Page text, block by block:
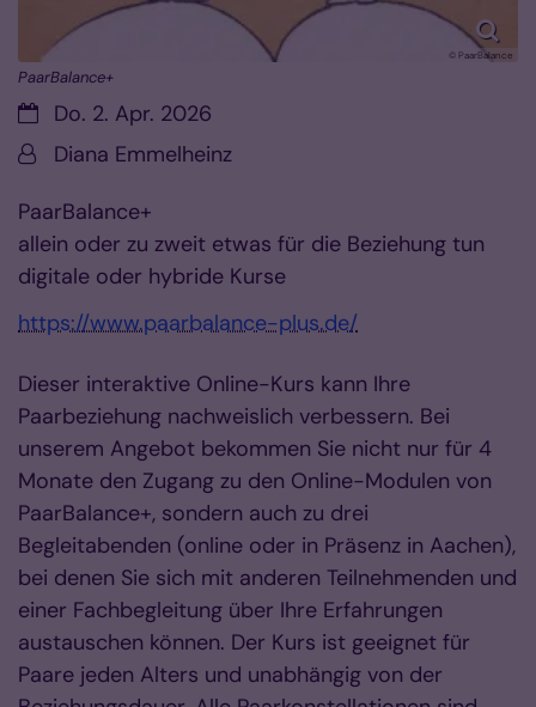
© PaarBalance
PaarBalance+
Datum:Do. 2. Apr. 2026
Von:Diana Emmelheinz
PaarBalance+
allein oder zu zweit etwas für die Beziehung tun
digitale oder hybride Kurse
https://www.paarbalance-plus.de/
Dieser interaktive Online-Kurs kann Ihre
Paarbeziehung nachweislich verbessern. Bei
unserem Angebot bekommen Sie nicht nur für 4
Monate den Zugang zu den Online-Modulen von
PaarBalance+, sondern auch zu drei
Begleitabenden (online oder in Präsenz in Aachen),
bei denen Sie sich mit anderen Teilnehmenden und
einer Fachbegleitung über Ihre Erfahrungen
austauschen können. Der Kurs ist geeignet für
Paare jeden Alters und unabhängig von der